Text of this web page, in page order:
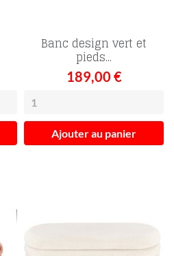
Banc design vert et
pieds...
189,00 €
Ajouter au panier